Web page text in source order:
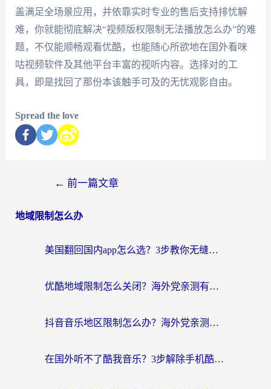
盖满足全场景应用，并依靠实时专业的售后支持排忧解
难，你就能彻底解决“视频版权限制无法播放怎么办”的难
题，不仅能顺畅观看优酷，也能随心所欲地在国外看咪
咕视频软件及其他平台丰富的视听内容。选择对的工
具，即是找回了那份本该触手可及的无忧观影自由。
Spread the love
← 前一篇文章
地域限制怎么办
美国翻回国内app怎么选？3步教你无缝刷剧、登12123、访问国内网站
优酷地域限制怎么关闭？海外党亲测有效的追剧加速器选择指南
抖音音乐地区限制怎么办？海外党亲测有效的听歌自由指南
在国外听不了酷我音乐？3步解除手机酷我音乐海外限制，附实测好用加速器